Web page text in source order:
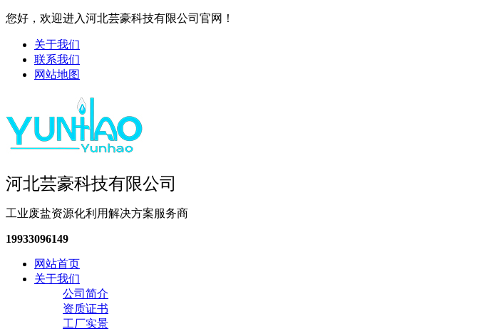
您好，欢迎进入河北芸豪科技有限公司官网！
关于我们
联系我们
网站地图
河北芸豪科技有限公司
工业废盐资源化利用解决方案服务商
19933096149
网站首页
关于我们
公司简介
资质证书
工厂实景